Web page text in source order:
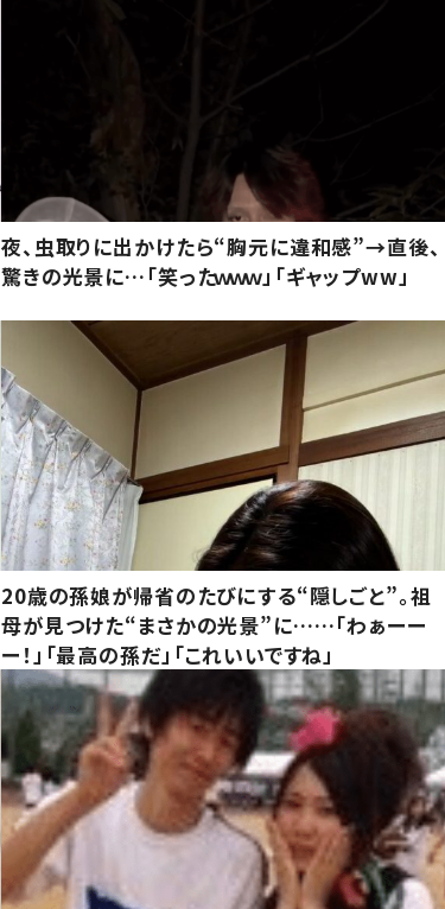
夜、虫取りに出かけたら“胸元に違和感”→直後、
驚きの光景に…「笑ったｗｗｗ」「ギャップww」
20歳の孫娘が帰省のたびにする“隠しごと”。祖
母が見つけた“まさかの光景”に……「わぁーー
ー！」「最高の孫だ」「これいいですね」